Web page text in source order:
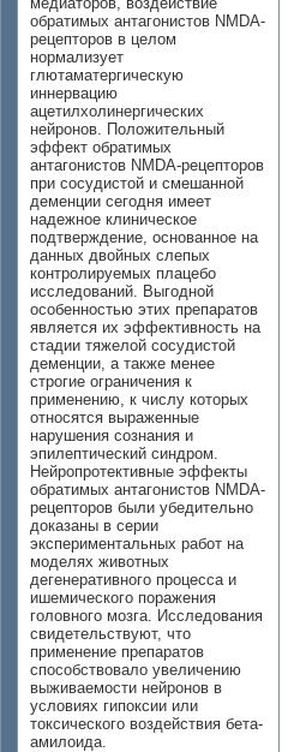
обратимых антагонистов NMDA-
рецепторов в целом
нормализует
глютаматергическую
иннервацию
ацетилхолинергических
нейронов. Положительный
эффект обратимых
антагонистов NMDA-рецепторов
при сосудистой и смешанной
деменции сегодня имеет
надежное клиническое
подтверждение, основанное на
данных двойных слепых
контролируемых плацебо
исследований. Выгодной
особенностью этих препаратов
является их эффективность на
стадии тяжелой сосудистой
деменции, а также менее
строгие ограничения к
применению, к числу которых
относятся выраженные
нарушения сознания и
эпилептический синдром.
Нейропротективные эффекты
обратимых антагонистов NMDA-
рецепторов были убедительно
доказаны в серии
экспериментальных работ на
моделях животных
дегенеративного процесса и
ишемического поражения
головного мозга. Исследования
свидетельствуют, что
применение препаратов
способствовало увеличению
выживаемости нейронов в
условиях гипоксии или
токсического воздействия бета-
амилоида.